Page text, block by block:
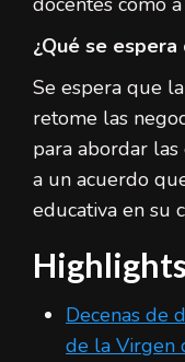
¿Qué se
Se espera que
retome las
para abordar
a un acuerdo
educativa en su
Highlights
Decenas de
de la Virgen